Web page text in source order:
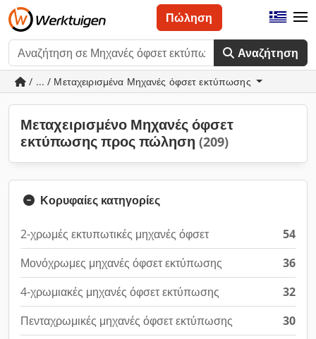
Αναζήτηση
Πώληση
/ ... / Μεταχειρισμένα Μηχανές όφσετ εκτύπωσης
Μεταχειρισμένο Μηχανές όφσετ
εκτύπωσης προς πώληση (209)
Κορυφαίες κατηγορίες
2-χρωμές εκτυπωτικές μηχανές όφσετ
54
Μονόχρωμες μηχανές όφσετ εκτύπωσης
36
4-χρωμιακές μηχανές όφσετ εκτύπωσης
32
Πενταχρωμικές μηχανές όφσετ εκτύπωσης
30